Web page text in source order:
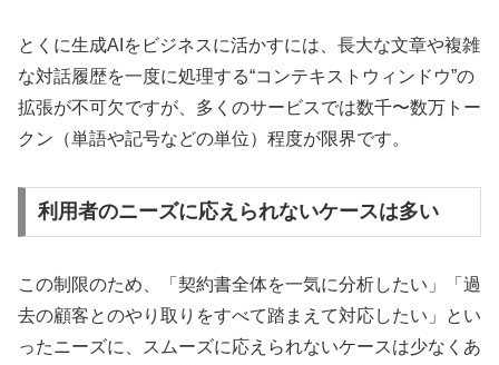
とくに生成AIをビジネスに活かすには、長大な文章や複雑
な対話履歴を一度に処理する“コンテキストウィンドウ”の
拡張が不可欠ですが、多くのサービスでは数千〜数万トー
クン（単語や記号などの単位）程度が限界です。
利用者のニーズに応えられないケースは多い
この制限のため、「契約書全体を一気に分析したい」「過
去の顧客とのやり取りをすべて踏まえて対応したい」とい
ったニーズに、スムーズに応えられないケースは少なくあ